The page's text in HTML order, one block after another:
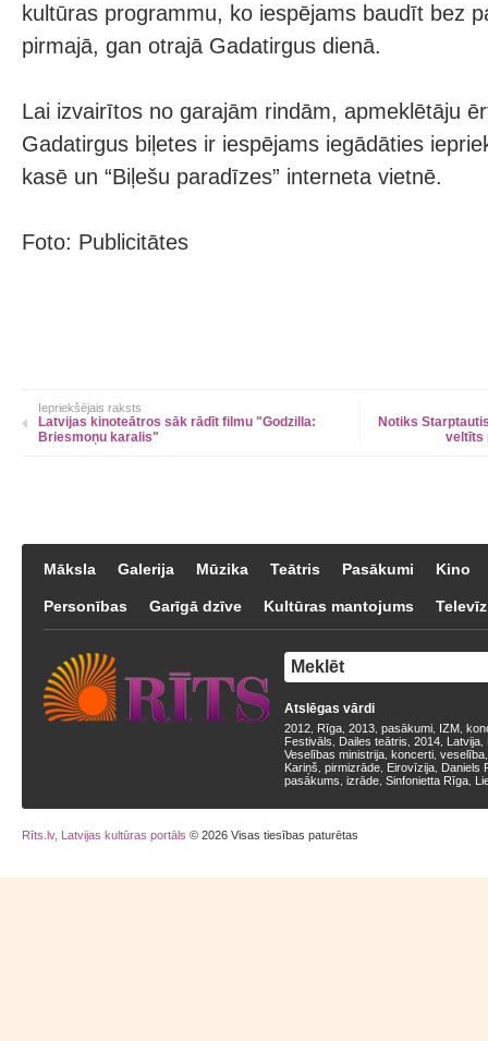
kultūras programmu, ko iespējams baudīt bez
pirmajā, gan otrajā Gadatirgus dienā.
Lai izvairītos no garajām rindām, apmeklētāju
Gadatirgus biļetes ir iespējams iegādāties
kasē un “Biļešu paradīzes” interneta vietnē.
Foto: Publicitātes
Iepriekšējais raksts
Latvijas kinoteātros sāk rādīt filmu "Godzilla:
Briesmoņu karalis"
Notiks
veltīts
Māksla Galerija Mūzika Teātris Pasākumi Kino
Personības Garīgā dzīve Kultūras mantojums
Atslēgas vārdi
2012 Rīga 2013 pasākumi IZM
Festivāls
Dailes teātris 2014 Latvija
Veselības ministrija koncerti veselība
Kariņš pirmizrāde Eirovīzija Daniels
pasākums izrāde Sinfonietta Rīga
Rīts.lv, Latvijas kultūras portāls © 2026 Visas tiesības paturētas